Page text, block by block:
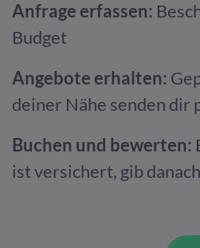
Anfrage erfassen:
Budget
Angebote erhalten:
deiner Nähe senden dir
Buchen und bewerten:
ist versichert, gib